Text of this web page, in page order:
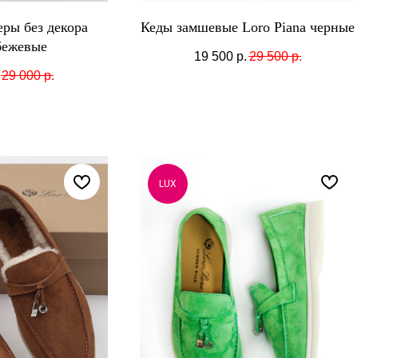
без декора
29 000 р.
Кеды замшевые Loro Piana черные
19 500 р. 29 500 р.
LUX